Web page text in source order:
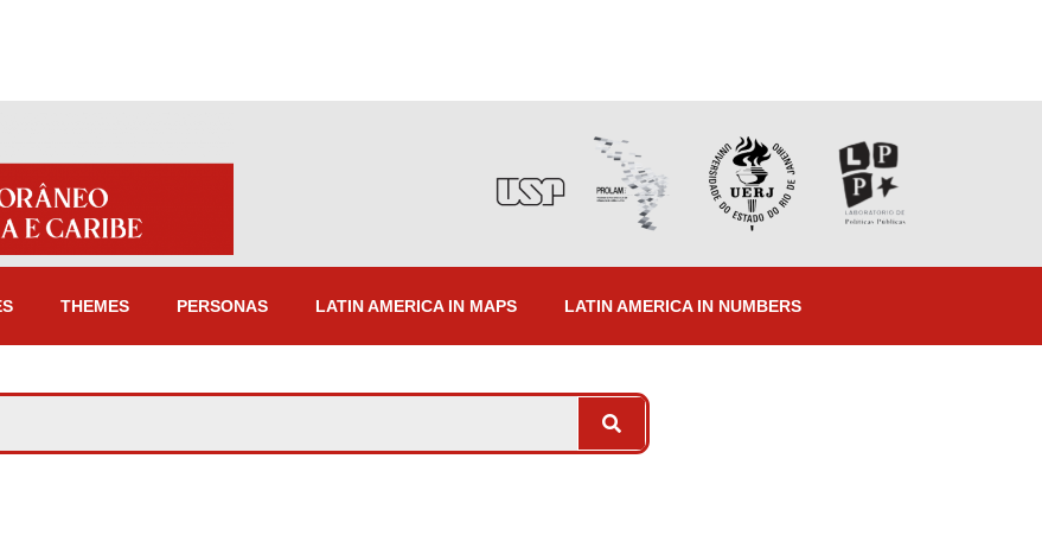
THEMES PERSONAS LATIN AMERICA IN MAPS LATIN AMERICA IN NUMBERS